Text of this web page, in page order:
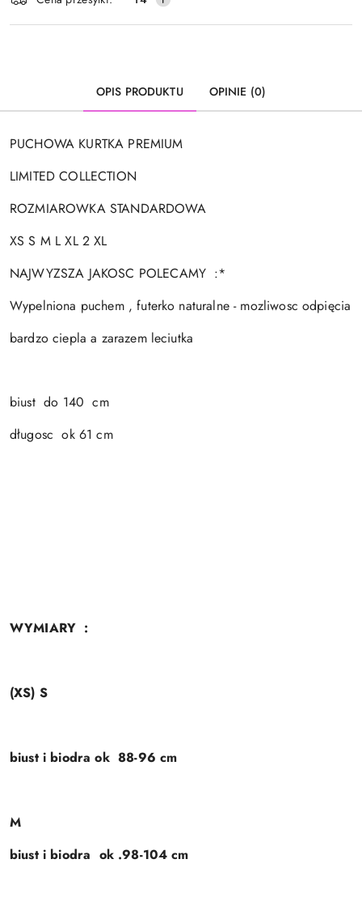
OPIS PRODUKTU OPINIE (0)
PUCHOWA KURTKA PREMIUM
LIMITED COLLECTION
ROZMIAROWKA STANDARDOWA
XS S M L XL 2 XL
NAJWYZSZA JAKOSC POLECAMY :*
Wypelniona puchem , futerko naturalne - mozliwosc odpięcia
bardzo ciepla a zarazem leciutka
biust do 140 cm
długosc ok 61 cm
WYMIARY :
(XS) S
biust i biodra ok 88-96 cm
M
biust i biodra ok .98-104 cm